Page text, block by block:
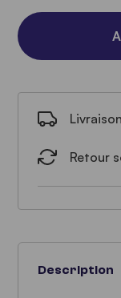
Retour
Description